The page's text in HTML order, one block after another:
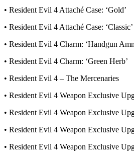
• Resident Evil 4 Attaché Case: ‘Gold’
• Resident Evil 4 Attaché Case: ‘Classic’
• Resident Evil 4 Charm: ‘Handgun
• Resident Evil 4 Charm: ‘Green Herb’
• Resident Evil 4 – The Mercenaries
• Resident Evil 4 Weapon Exclusive
• Resident Evil 4 Weapon Exclusive
• Resident Evil 4 Weapon Exclusive
• Resident Evil 4 Weapon Exclusive